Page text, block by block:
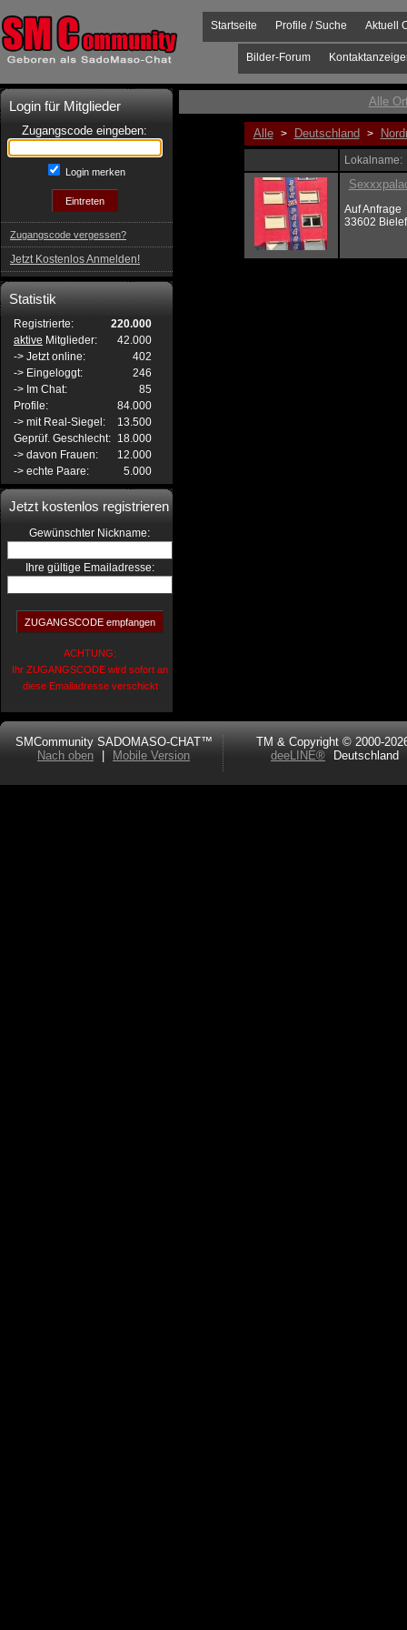
Aktuell
Profile / Suche
Startseite
Bilder-Forum
Login für Mitglieder
Zugangscode eingeben:
Login merken
Zugangscode vergessen?
Jetzt Kostenlos Anmelden!
Statistik
Registrierte:
220.000
aktive Mitglieder:
42.000
-> Jetzt online:
402
-> Eingeloggt:
246
-> Im Chat:
85
Profile:
84.000
-> mit Real-Siegel:
13.500
Geprüf. Geschlecht: 18.000
-> davon Frauen:
12.000
-> echte Paare:
5.000
Jetzt kostenlos registrieren
Gewünschter Nickname:
Ihre gültige Emailadresse:
ACHTUNG:
Ihr ZUGANGSCODE wird sofort an
diese Emailadresse verschickt
Alle
Alle > Deutschland >
Lokalname:
Auf Anfrage
33602
SMCommunity SADOMASO-CHAT™
Nach oben
Mobile Version
TM & Copyright © 2000-
deeLINE®
Deutschland